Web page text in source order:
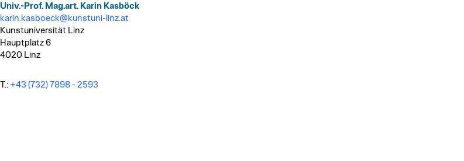
Univ.-Prof. Mag.art. Karin Kasböck
karin.kasboeck@kunstuni-linz.at
Kunstuniversität Linz
Hauptplatz 6
4020 Linz
T.: +43 (732) 7898 - 2593